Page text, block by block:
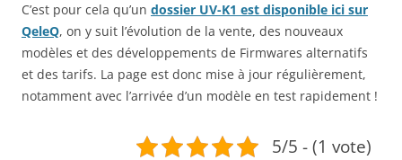
C’est pour cela qu’un dossier UV-K1 est disponible ici sur
QeleQ, on y suit l’évolution de la vente, des nouveaux
modèles et des développements de Firmwares alternatifs
et des tarifs. La page est donc mise à jour régulièrement,
notamment avec l’arrivée d’un modèle en test rapidement !
5/5 - (1 vote)